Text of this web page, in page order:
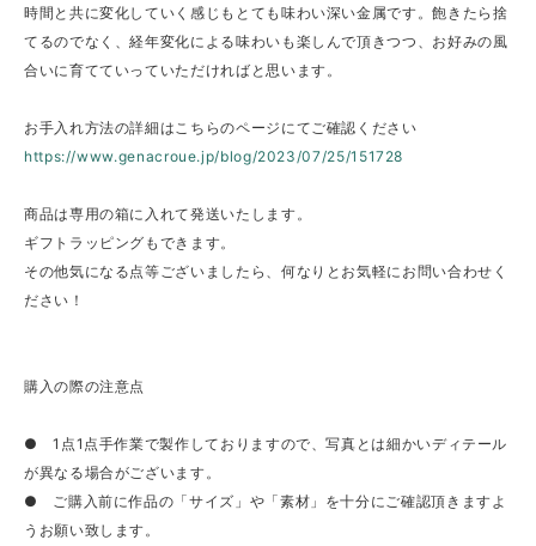
時間と共に変化していく感じもとても味わい深い金属です。飽きたら捨
てるのでなく、経年変化による味わいも楽しんで頂きつつ、お好みの風
合いに育てていっていただければと思います。
お手入れ方法の詳細はこちらのページにてご確認ください
https://www.genacroue.jp/blog/2023/07/25/151728
商品は専用の箱に入れて発送いたします。
ギフトラッピングもできます。
その他気になる点等ございましたら、何なりとお気軽にお問い合わせく
ださい！
購入の際の注意点
● 1点1点手作業で製作しておりますので、写真とは細かいディテール
が異なる場合がございます。
● ご購入前に作品の「サイズ」や「素材」を十分にご確認頂きますよ
うお願い致します。